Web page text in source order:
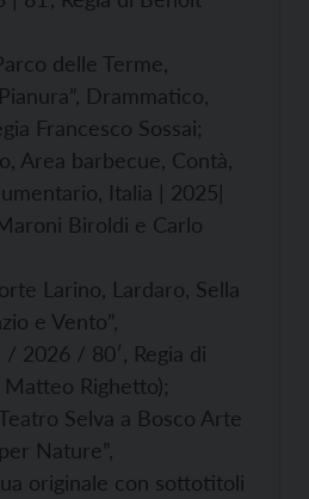
delle Terme,
Drammatico,
Francesco Sossai;
Area barbecue, Contà,
Italia | 2025|
Biroldi e Carlo
Larino, Lardaro, Sella
e Vento”,
2026 / 80′, Regia di
Righetto);
Selva a Bosco Arte
Nature”,
originale con sottotitoli